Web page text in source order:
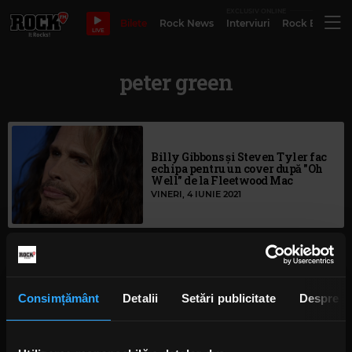
Consimțământ Detalii Setări publicitate Despre
LIVE
Bilete Rock News Interviuri Rock
peter green
Billy Gibbons și Steven Tyler fac
echipa pentru un cover după "Oh
Well" de la Fleetwood Mac
VINERI, 4 IUNIE 2021
Colaborare David Gilmour-Peter
Your Love So Bad”